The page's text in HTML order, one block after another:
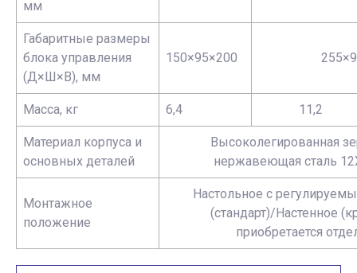
мм
Габаритные размеры
блока управления
(Д×Ш×В), мм
150×95×200
Масса, кг 6,4 11,2
Материал корпуса и
основных деталей
Высоколегированная
нержавеющая сталь
Монтажное
положение
Настольное с
(стандарт)/Настенное
приобретается